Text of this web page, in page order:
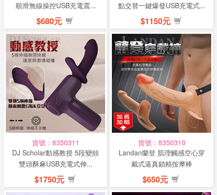
順滑無線操控USB充電震...
$680元
點交替一鍵爆發USB充電式...
$1150元
貨號：8350311
DJ Scholar動感教授 5段變頻
雙頭酥麻USB充電式伸...
$1750元
貨號：8350310
Landan蘭登 肌理觸感空心穿
戴式逼真鎖精按摩棒
$650元